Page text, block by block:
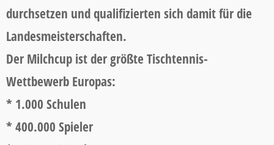
durchsetzen und qualifizierten sich damit für die
Landesmeisterschaften.
Der Milchcup ist der größte Tischtennis-
Wettbewerb Europas:
* 1.000 Schulen
* 400.000 Spieler